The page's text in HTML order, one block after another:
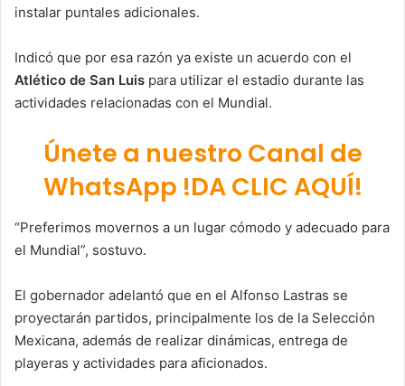
instalar puntales adicionales.
Indicó que por esa razón ya existe un acuerdo con el
Atlético de San Luis para utilizar el estadio durante las
actividades relacionadas con el Mundial.
Únete a nuestro Canal de
WhatsApp !DA CLIC AQUÍ!
“Preferimos movernos a un lugar cómodo y adecuado para
el Mundial”, sostuvo.
El gobernador adelantó que en el Alfonso Lastras se
proyectarán partidos, principalmente los de la Selección
Mexicana, además de realizar dinámicas, entrega de
playeras y actividades para aficionados.